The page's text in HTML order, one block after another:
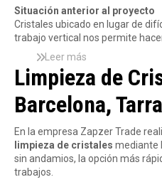
p
z
e
r
d
S
L
o
n
s
u
ó
n
y
Situación anterior al proyecto
Cristales ubicado en lugar de
trabajo vertical nos permite
Leer más
o
b
r
e
i
m
p
Limpieza de
Barcelona,
En la empresa Zapzer Trade
limpieza de cristales mediante
sin andamios, la opción más
trabajos.